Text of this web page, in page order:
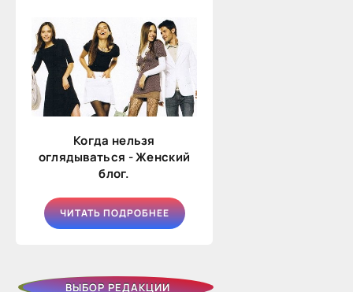
Когда нельзя
оглядываться - Женский
блог.
ЧИТАТЬ ПОДРОБНЕЕ
ВЫБОР РЕДАКЦИИ